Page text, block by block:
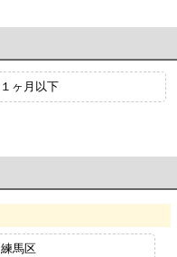
１ヶ月以下
練馬区